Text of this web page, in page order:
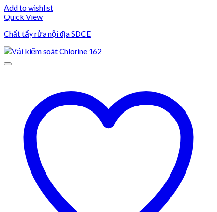
Add to wishlist
Quick View
Chất tẩy rửa nội địa SDCE